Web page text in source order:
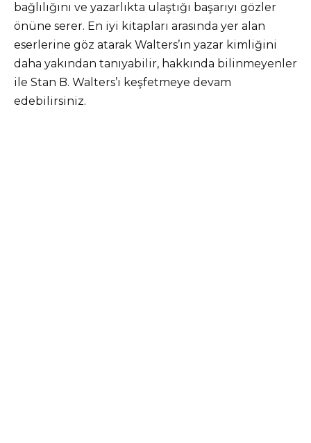
bağlılığını ve yazarlıkta ulaştığı başarıyı gözler
önüne serer. En iyi kitapları arasında yer alan
eserlerine göz atarak Walters’ın yazar kimliğini
daha yakından tanıyabilir, hakkında bilinmeyenler
ile Stan B. Walters’ı keşfetmeye devam
edebilirsiniz.